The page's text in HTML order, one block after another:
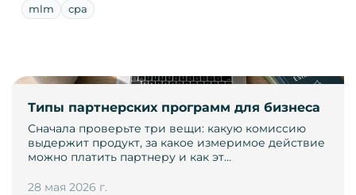
mlm
cpa
Типы партнерских программ для бизнеса
Сначала проверьте три вещи: какую комиссию
выдержит продукт, за какое измеримое действие
можно платить партнеру и как эт…
28 мая 2026 г.